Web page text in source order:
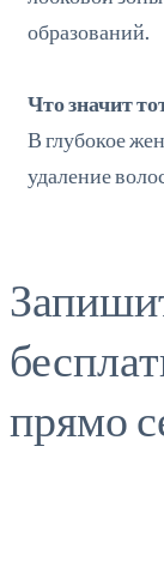
образований.
Чтозначит
В глубокое
удаление
прямо